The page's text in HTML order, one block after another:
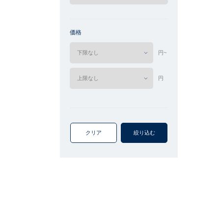
価格
円~
円
クリア 絞り込む